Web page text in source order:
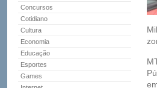
Concursos
Cotidiano
Cultura
Economia
Educação
Esportes
Games